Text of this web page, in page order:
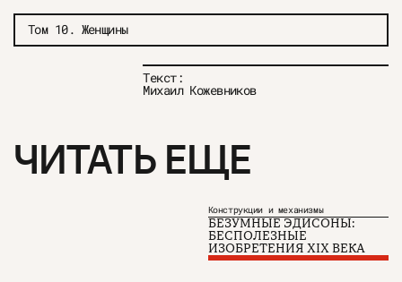
Том 10. Женщины
Текст:
Михаил Кожевников
ЧИТАТЬ ЕЩЕ
Конструкции и механизмы
БЕЗУМНЫЕ ЭДИСОНЫ:
БЕСПОЛЕЗНЫЕ
ИЗОБРЕТЕНИЯ XIX ВЕКА